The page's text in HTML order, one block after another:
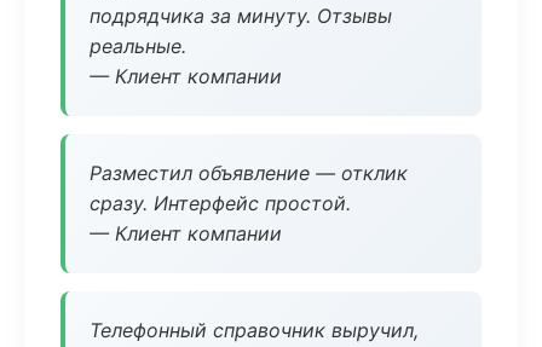
подрядчика за минуту. Отзывы
реальные.
— Клиент компании
Разместил объявление — отклик
сразу. Интерфейс простой.
— Клиент компании
Телефонный справочник выручил,